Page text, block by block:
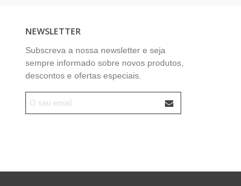
NEWSLETTER
Subscreva a nossa newsletter e seja
sempre informado sobre novos produtos,
descontos e ofertas especiais.